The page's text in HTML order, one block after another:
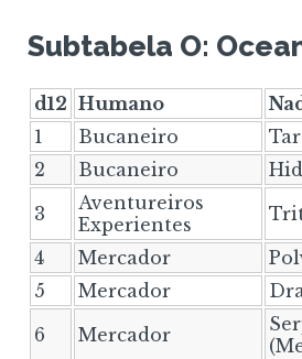
Subtabela O:
d12 Humano
1
Bucaneiro
2
Bucaneiro
3
Aventureiros
Experientes
4
Mercador
5
Mercador
6
Mercador